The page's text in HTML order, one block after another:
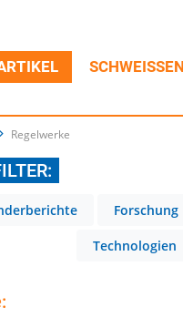
Regelwerke
Forschung
Technologien